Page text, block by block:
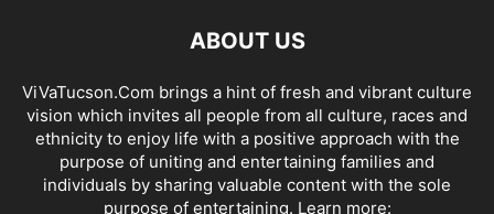
ABOUT US
ViVaTucson.Com brings a hint of fresh and vibrant culture
vision which invites all people from all culture, races and
ethnicity to enjoy life with a positive approach with the
purpose of uniting and entertaining families and
individuals by sharing valuable content with the sole
purpose of entertaining. Learn more: